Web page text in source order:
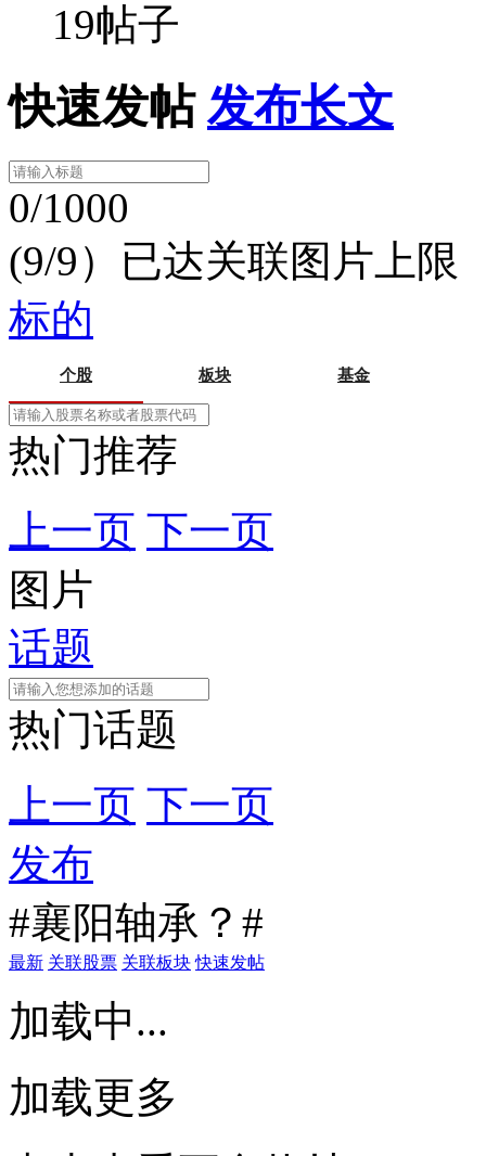
19帖子
快速发帖 发布长文
0/1000
(9/9）已达关联图片上限
标的
个股 板块 基金
热门推荐
上一页 下一页
图片
话题
热门话题
上一页 下一页
发布
#襄阳轴承？#
最新 关联股票 关联板块 快速发帖
加载中...
加载更多